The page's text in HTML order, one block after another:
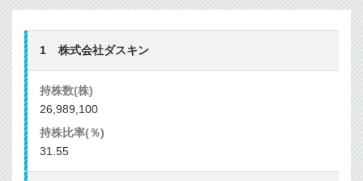
株式会社ダスキン
26,989,100
31.55